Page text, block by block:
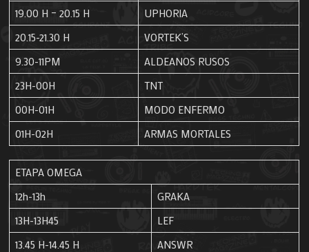
19.00 H – 20.15 H
UPHORIA
20.15-21.30 H
VORTEK’S
9.30-11PM
ALDEANOS RUSOS
23H-00H
TNT
00H-01H
MODO ENFERMO
01H-02H
ARMAS MORTALES
ETAPA OMEGA
12h-13h
GRAKA
13H-13H45
LEF
13.45 H-14.45 H
ANSWR